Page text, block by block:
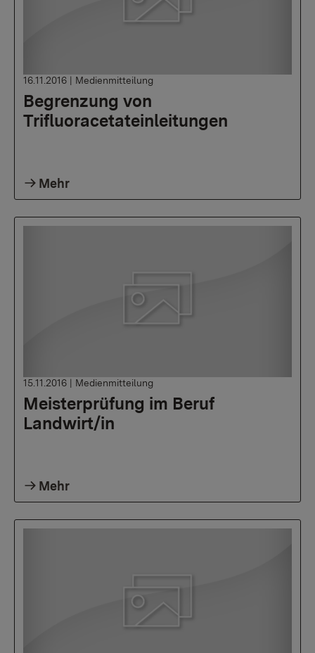
Begrenzung von
Trifluoracetateinleitungen
16.11.2016 | Medienmitteilung
Mehr
Meisterprüfung im Beruf
Landwirt/in
15.11.2016 | Medienmitteilung
Mehr